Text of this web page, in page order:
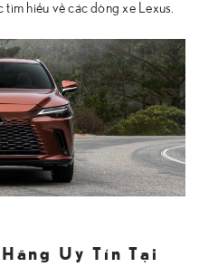
hiểu về các dòng xe Lexus.
Uy Tín Tại